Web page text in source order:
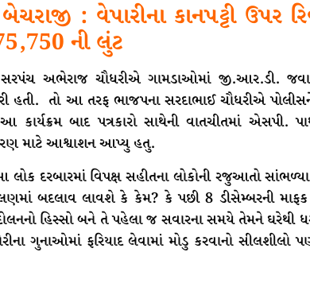
બેચરાજી : વેપારીના કાનપટ્ટી ઉપર
ની લુંટ
સરપંચ અભેરાજ ચૌધરીએ ગામડાઓમાં જી.આર.ડી.
હતી. તો આ તરફ ભાજપના સરદાભાઈ ચૌધરીએ
બાદ પત્રકારો સાથેની વાતચીતમાં એસપી.
માટે આશ્વાશન આપ્યુ હતુ.
દરબારમાં વિપક્ષ સહીતના લોકોની રજુઆતો
બદલાવ લાવશે કે કેમ? કે પછી 8 ડીસેમ્બરની માફક
હિસ્સો બને તે પહેલા જ સવારના સમયે તેમને ઘરેથી
ગુનાઓમાં ફરિયાદ લેવામાં મોડુ કરવાનો સીલશીલો